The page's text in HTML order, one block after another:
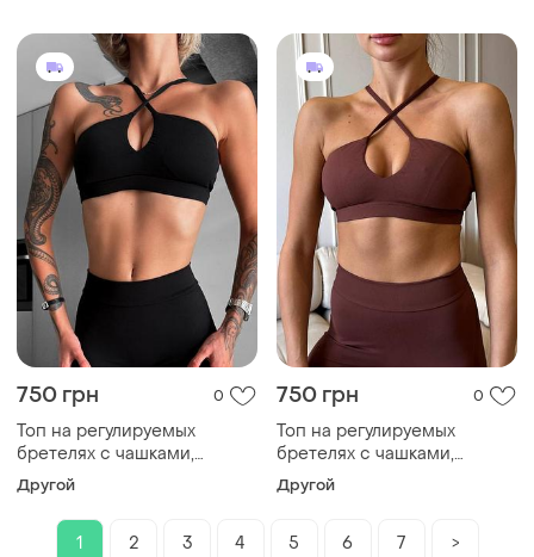
750 грн 0
Топ на регулируемых
бретелях с чашками,
черного цвета, размер l
Другой
750 грн 0
Топ на регулируемых
бретелях с чашками,
шоколадного цвета, размер
l
Другой
1 2 3 4 5 6 7 >